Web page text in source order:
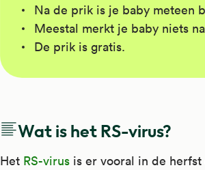
Na de prik is je baby meteen
Meestal merkt je baby niets
De prik is gratis.
Wat is het RS-virus?
Het RS-virus is er vooral in de